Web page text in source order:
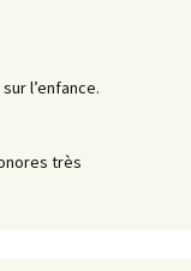
l’enfance.
très